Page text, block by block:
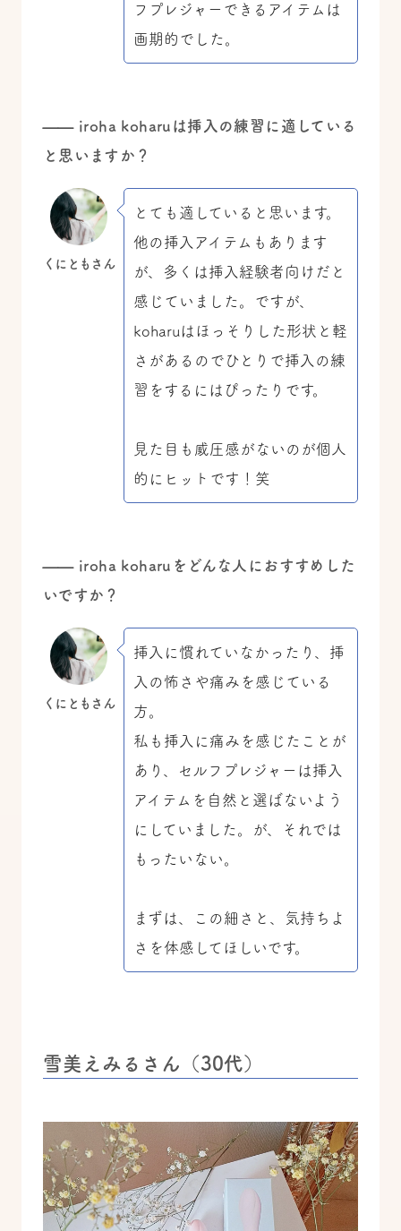
フプレジャーできるアイテムは
画期的でした。
—— iroha koharuは挿入の練習に適している
と思いますか？
くにともさん
とても適していると思います。
他の挿入アイテムもあります
が、多くは挿入経験者向けだと
感じていました。ですが、
koharuはほっそりした形状と軽
さがあるのでひとりで挿入の練
習をするにはぴったりです。
見た目も威圧感がないのが個人
的にヒットです！笑
—— iroha koharuをどんな人におすすめした
いですか？
くにともさん
挿入に慣れていなかったり、挿
入の怖さや痛みを感じている
方。
私も挿入に痛みを感じたことが
あり、セルフプレジャーは挿入
アイテムを自然と選ばないよう
にしていました。が、それでは
もったいない。
まずは、この細さと、気持ちよ
さを体感してほしいです。
雪美えみるさん（30代）